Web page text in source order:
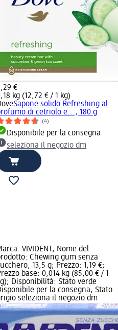
€
kg (12,72 € / 1 kg)
Sapone solido Refreshing al
di cetriolo e..., 180 g
(4)
Disponibile per la consegna
seleziona il negozio dm
VIVIDENT; Nome del
Chewing gum senza
13,5 g; Prezzo: 1,19 €;
base: 0,014 kg (85,00 € / 1
Disponibilità: Stato verde
per la consegna, Stato
seleziona il negozio dm